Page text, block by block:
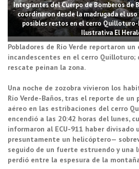
Integrantes del Cuerpo de Bomberos de
coordinaron desde la madrugada el
posibles restos en el cerro
Ilustrativa El
Pobladores de Río Verde reportaron
incandescentes en el cerro Quilloturo;
rescate peinan la zona.
Una noche de zozobra vivieron los
Río Verde-Baños, tras el reporte de
aéreo en las estribaciones del cerro
encendió a las 20:42 horas del lunes,
informaron al ECU-911 haber divisado
presuntamente un helicóptero—
seguido de un fuerte estruendo y una
perdió entre la espesura de la